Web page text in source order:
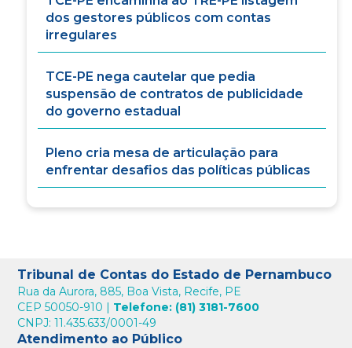
dos gestores públicos com contas
irregulares
TCE-PE nega cautelar que pedia
suspensão de contratos de publicidade
do governo estadual
Pleno cria mesa de articulação para
enfrentar desafios das políticas públicas
Tribunal de Contas do Estado de Pernambuco
Rua da Aurora, 885, Boa Vista, Recife, PE
CEP 50050-910 | Telefone: (81) 3181-7600
CNPJ: 11.435.633/0001-49
Atendimento ao Público